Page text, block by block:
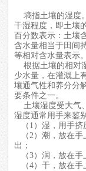
墒指土壤的湿度
干湿程度，即土壤
百分数表示：土壤
含水量相当于田间
等相对含水量表示。
根据土壤的相对
少水量，在灌溉上
壤通气性和养分分
要条件之一。
土壤湿度受大气
湿度通常用手来鉴
（1）湿，用手挤
（2）潮，放在手
出；
（3）润，放在手
（4）干，放在手